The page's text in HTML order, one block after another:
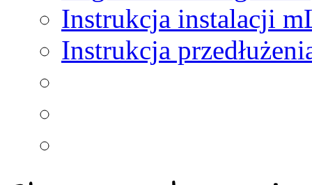
Instrukcja instalacji
Instrukcja